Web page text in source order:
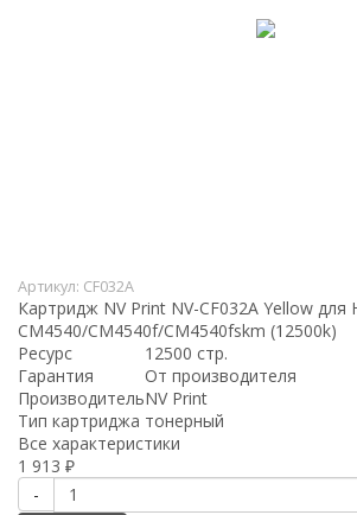
Артикул: CF032A
Картридж NV Print NV-CF032A Yellow для
CM4540/CM4540f/CM4540fskm (12500k)
Ресурс
12500 стр.
Гарантия
От производителя
ПроизводительNV Print
Тип картриджа тонерный
Все характеристики
1 913 ₽
-